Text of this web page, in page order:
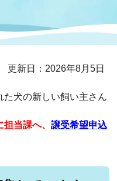
更新日：2026年8月5日
た犬の新しい飼い主さん
担当課へ、譲受希望申込